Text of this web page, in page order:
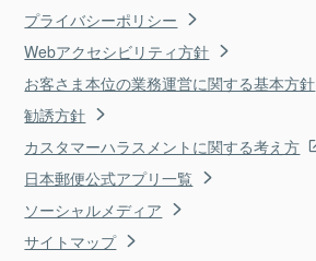
プライバシーポリシー
Webアクセシビリティ方針
お客さま本位の業務運営に関する基本方針
勧誘方針
カスタマーハラスメントに関する考え方
日本郵便公式アプリ一覧
ソーシャルメディア
サイトマップ